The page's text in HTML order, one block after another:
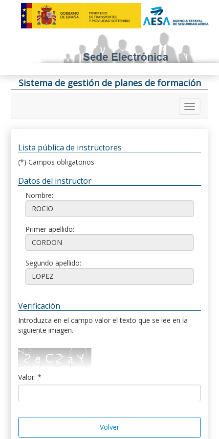
Sistema de gestión de planes de formación
Lista pública de instructores
(*) Campos obligatorios
Datos del instructor
Nombre:
Primer apellido:
Segundo apellido:
Verificación
Introduzca en el campo valor el texto que se lee en la
siguiente imagen.
Valor: *
Volver